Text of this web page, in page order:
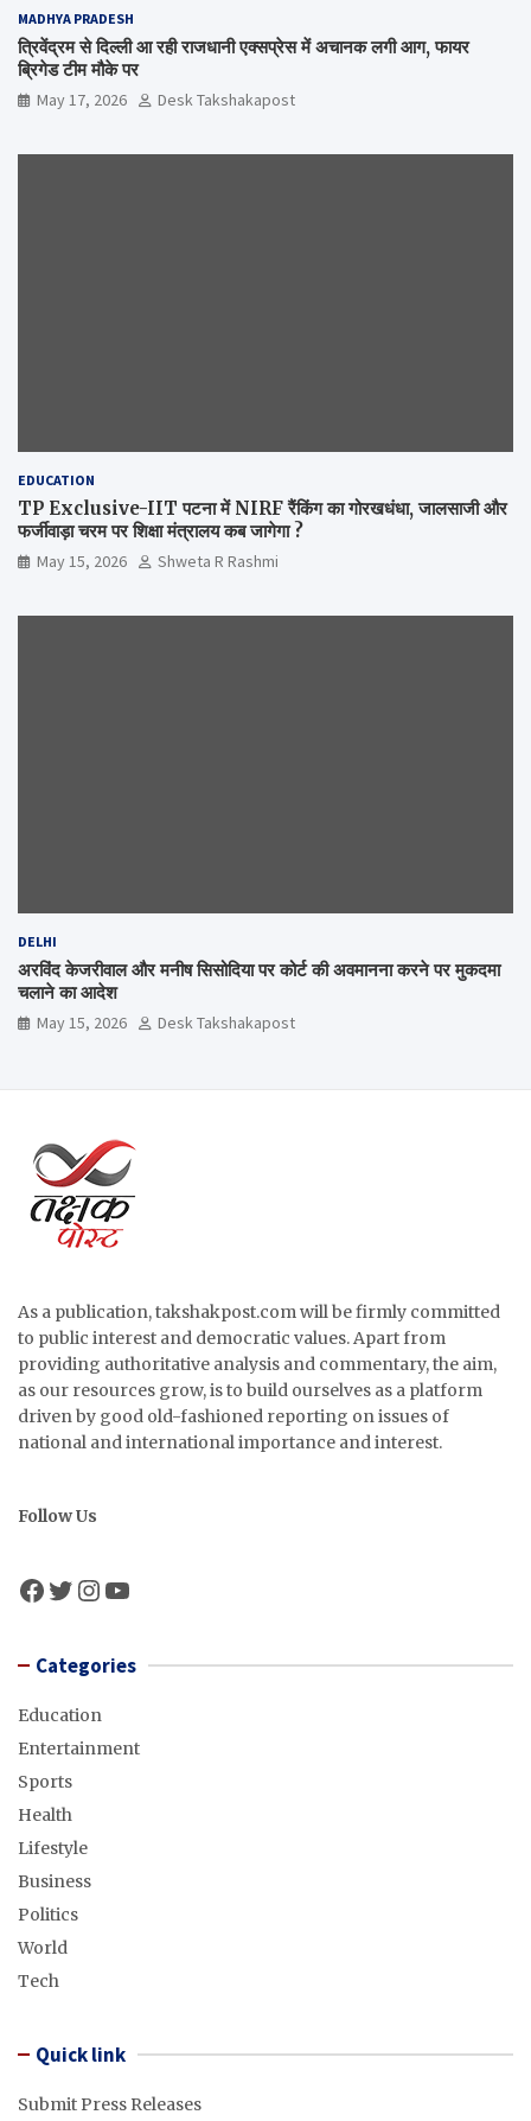
MADHYA PRADESH
त्रिवेंद्रम से दिल्ली आ रही राजधानी एक्सप्रेस में अचानक लगी आग, फायर
ब्रिगेड टीम मौके पर
May 17, 2026 Desk Takshakapost
EDUCATION
TP Exclusive-IIT पटना में NIRF रैंकिंग का गोरखधंधा, जालसाजी और
फर्जीवाड़ा चरम पर शिक्षा मंत्रालय कब जागेगा ?
May 15, 2026 Shweta R Rashmi
DELHI
अरविंद केजरीवाल और मनीष सिसोदिया पर कोर्ट की अवमानना करने पर मुकदमा
चलाने का आदेश
May 15, 2026 Desk Takshakapost
As a publication, takshakpost.com will be firmly committed
to public interest and democratic values. Apart from
providing authoritative analysis and commentary, the aim,
as our resources grow, is to build ourselves as a platform
driven by good old-fashioned reporting on issues of
national and international importance and interest.
Follow Us
Facebook
Twitter
Instagram
YouTube
Categories
Education
Entertainment
Sports
Health
Lifestyle
Business
Politics
World
Tech
Quick link
Submit Press Releases